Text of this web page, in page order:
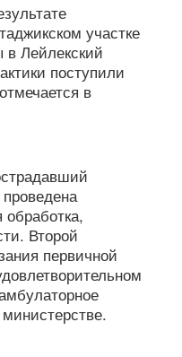
участке
в Лейлекский
поступили
в
обработка,
Второй
первичной